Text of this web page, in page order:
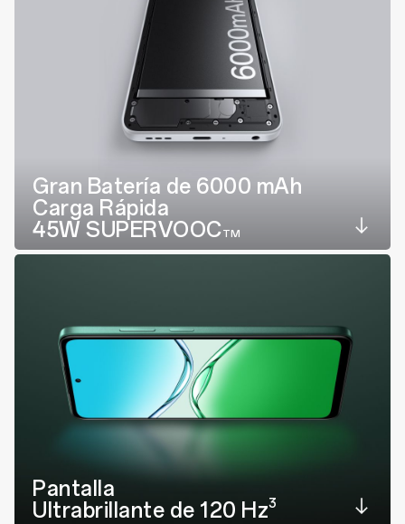
Gran Batería de 6000 mAh
Carga Rápida
45W SUPERVOOCTM
Pantalla
Ultrabrillante de 120 Hz3